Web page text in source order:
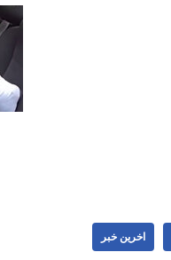
اخرین خبر